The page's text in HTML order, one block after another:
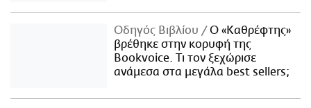
Οδηγός Βιβλίου
Ο «Καθρέφτης»
βρέθηκε στην κορυφή της
Bookvoice. Τι τον ξεχώρισε
ανάμεσα στα μεγάλα best sellers;